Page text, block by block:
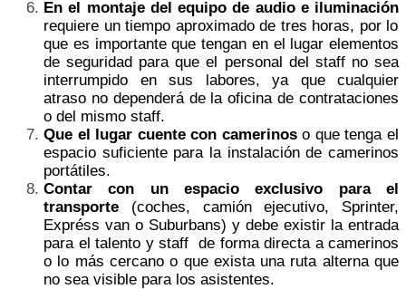
En el montaje del equipo de audio e iluminación
requiere un tiempo aproximado de tres horas, por lo
que es importante que tengan en el lugar elementos
de seguridad para que el personal del staff no sea
interrumpido en sus labores, ya que cualquier
atraso no dependerá de la oficina de contrataciones
o del mismo staff.
Que el lugar cuente con camerinoso que tenga el
espacio suficiente para la instalación de camerinos
portátiles.
Contar con un espacio exclusivo para el
transporte (coches, camión ejecutivo, Sprinter,
Expréss van o Suburbans) y debe existir la entrada
para el talento y staff de forma directa a camerinos
o lo más cercano o que exista una ruta alterna que
no sea visible para los asistentes.